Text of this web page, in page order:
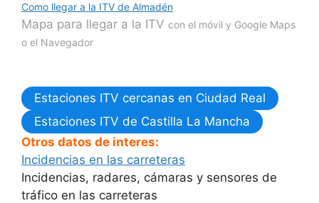
Como llegar a la ITV de Almadén
Mapa para llegar a la ITV con el móvil y Google Maps
o el Navegador
Estaciones ITV cercanas en Ciudad Real
Estaciones ITV de Castilla La Mancha
Otros datos de interes:
Incidencias en las carreteras
Incidencias, radares, cámaras y sensores de
tráfico en las carreteras